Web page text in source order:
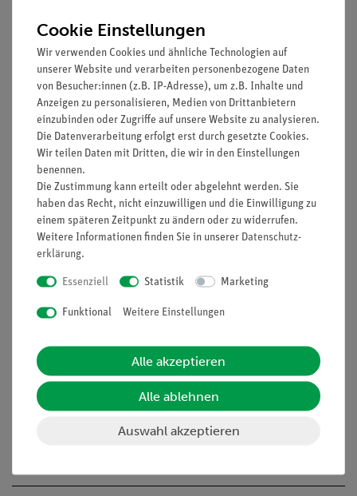
Leistung.
Die IR-Leistung des Nd-YAG-Laser ist in Abhängigkeit
von der Pumpleistung zu messen. Die Steigung der
Effizienz und die Schwellstromstärke sollen bestimmt
werden.
Überprüfen Sie die quadratische Beziehung zwischen
der Kraft der Grundwelle, mit Lambda = 1064 nm und
der Strahlleistung der zweiten Harmonischen mit
Lambda = 532 nm.
Lernziele
Optisches Pumpen
Induzierte Emission
Inversion
Optischen Resonator
Polarisation
Frequenz verdoppeln
(Bitte beachten: Versuchsbeschreibung nur in englischer
Cookie Einstellungen
Wir verwenden Cookies und ähnliche Technologien auf
unserer Website und verarbeiten personenbezogene Daten
von Besucher:innen (z.B. IP-Adresse), um z.B. Inhalte und
Anzeigen zu personalisieren, Medien von Drittanbietern
einzubinden oder Zugriffe auf unsere Website zu analysieren.
Die Datenverarbeitung erfolgt erst durch gesetzte Cookies.
Wir teilen Daten mit Dritten, die wir in den Einstellungen
benennen.
Die Zustimmung kann erteilt oder abgelehnt werden. Sie
haben das Recht, nicht einzuwilligen und die Einwilligung zu
einem späteren Zeitpunkt zu ändern oder zu widerrufen.
Weitere Informationen finden Sie in unserer Daten­schutz­
erklärung.
Essenziell Statistik Marketing
Funktional Weitere Einstellungen
Alle akzeptieren
Alle ablehnen
Auswahl akzeptieren